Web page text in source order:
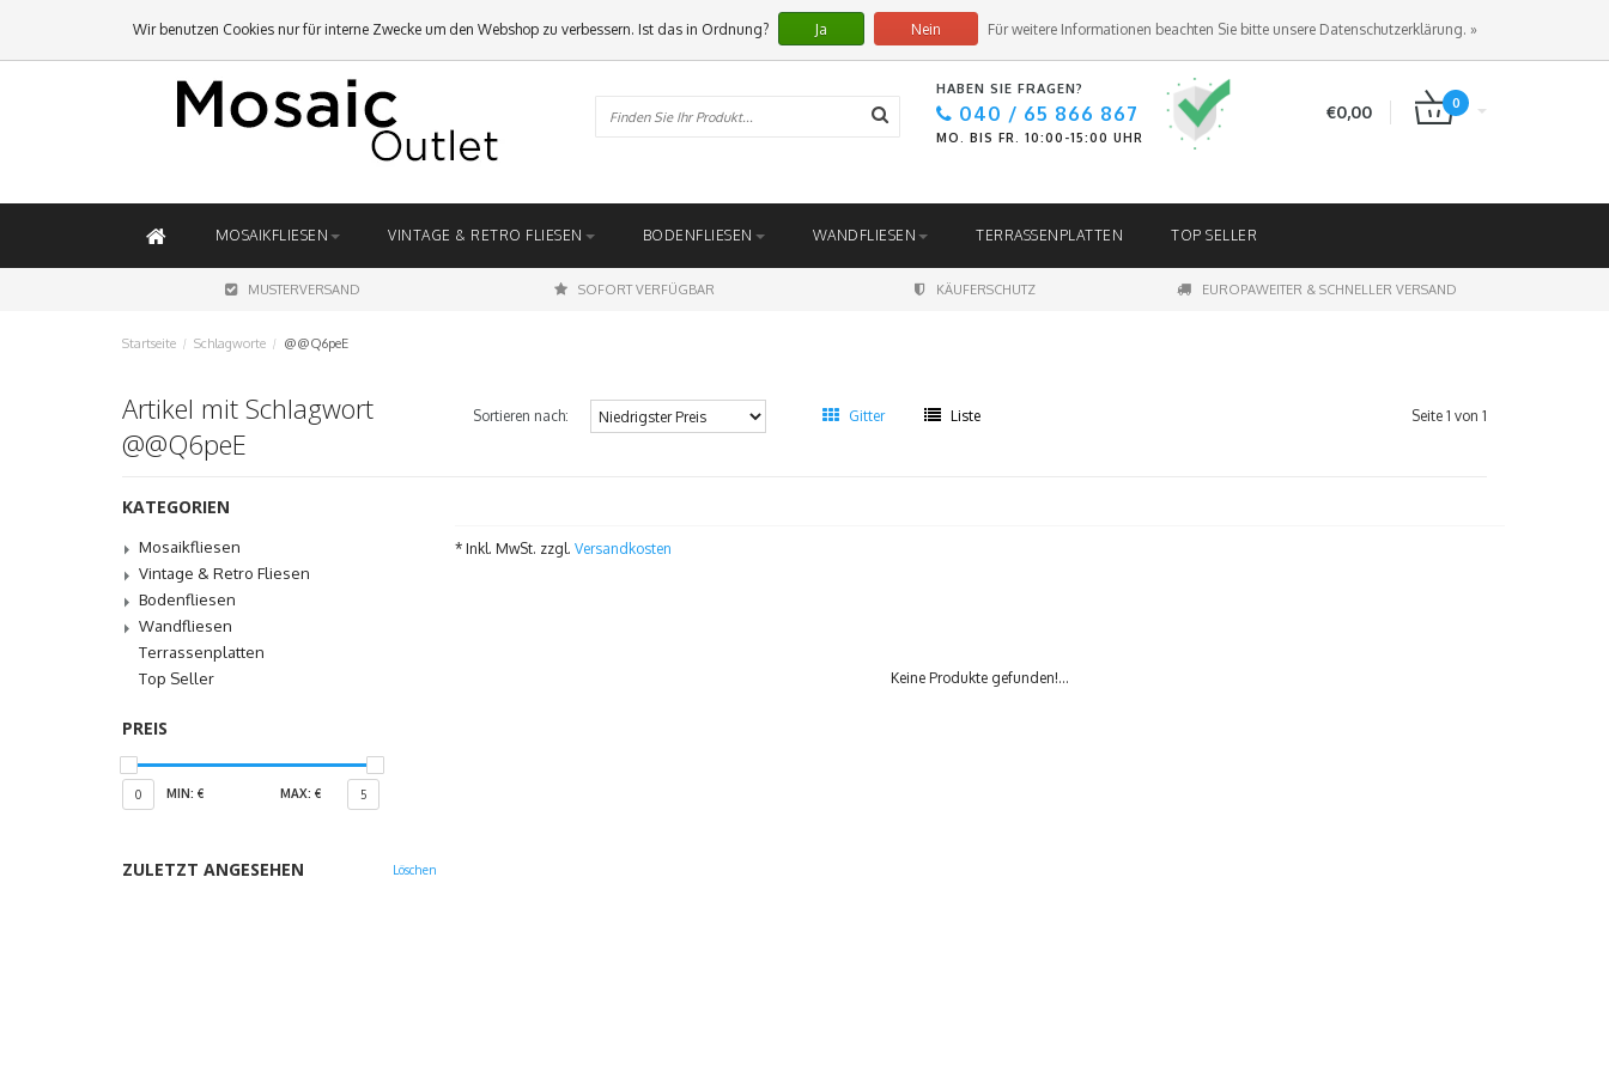
ANMELDEN KUNDENKONTO ANLEGEN
HABEN SIE FRAGEN?
040 / 65 866 867
MO. BIS FR. 10:00-15:00 UHR
€0,00 0
MOSAIKFLIESEN VINTAGE & RETRO FLIESEN BODENFLIESEN WANDFLIESEN TERRASSENPLATTEN TOP SELLER
MUSTERVERSAND SOFORT VERFÜGBAR KÄUFERSCHUTZ EUROPAWEITER & SCHNELLER VERSAND
Startseite / Schlagworte / @@Q6peE
Artikel mit Schlagwort
@@Q6peE
Sortieren nach: Gitter Liste Seite 1 von 1
KATEGORIEN
Mosaikfliesen
Vintage & Retro Fliesen
Bodenfliesen
Wandfliesen
Terrassenplatten
Top Seller
PREIS
0 MIN: € MAX: € 5
ZULETZT ANGESEHEN Löschen
* Inkl. MwSt. zzgl. Versandkosten
Keine Produkte gefunden!...
Wir benutzen Cookies nur für interne Zwecke um den Webshop zu verbessern. Ist das in Ordnung? Ja Nein Für weitere Informationen beachten Sie bitte unsere Datenschutzerklärung. »